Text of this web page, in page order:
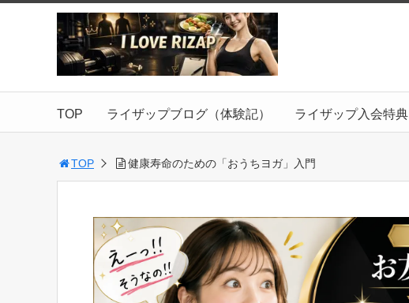
TOP ライザップブログ（体験記） ライザップ入会特典
TOP 健康寿命のための「おうちヨガ」入門